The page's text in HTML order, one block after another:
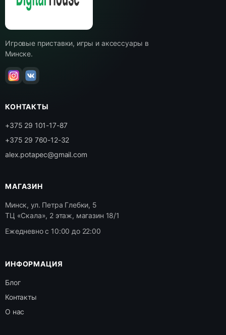
Игровые приставки, игры и аксессуары в
Минске.
КОНТАКТЫ
+375 29 101-17-87
+375 29 760-12-32
alex.potapec@gmail.com
МАГАЗИН
Минск, ул. Петра Глебки, 5
ТЦ «Скала», 2 этаж, магазин 18/1
Ежедневно с 10:00 до 22:00
ИНФОРМАЦИЯ
Блог
Контакты
О нас